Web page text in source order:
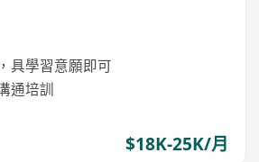
具學習意願即可
通培訓
$18K-25K/月